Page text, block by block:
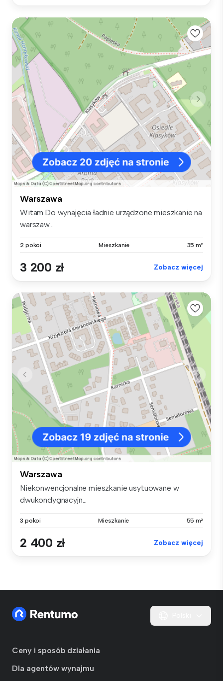
Warszawa
Witam.Do wynajęcia ładnie urządzone mieszkanie na
warszaw...
2 pokoi Mieszkanie 35 m²
3 200 zł Zobacz więcej
Warszawa
Niekonwencjonalne mieszkanie usytuowane w
dwukondygnacyjn...
3 pokoi Mieszkanie 55 m²
2 400 zł Zobacz więcej
Ceny i sposób działania
Dla agentów wynajmu